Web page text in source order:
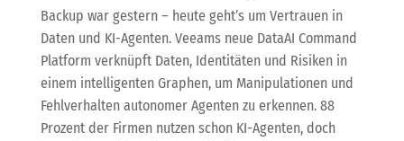
Backup war gestern – heute geht’s um Vertrauen in
Daten und KI-Agenten. Veeams neue DataAI Command
Platform verknüpft Daten, Identitäten und Risiken in
einem intelligenten Graphen, um Manipulationen und
Fehlverhalten autonomer Agenten zu erkennen. 88
Prozent der Firmen nutzen schon KI-Agenten, doch